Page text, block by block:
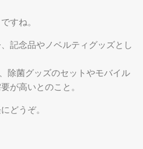
すね。
記念品やノベルティグッズとし
除菌グッズのセットやモバイル
が高いとのこと。
どうぞ。